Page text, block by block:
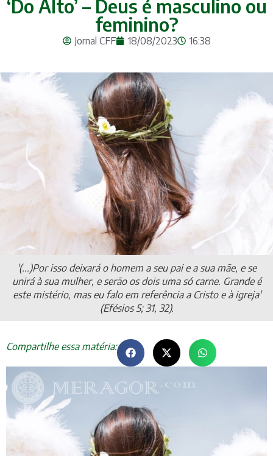
‘Do Alto’ – Deus é masculino ou
feminino?
Jornal CFF 18/08/2023 16:38
'(...)Por isso deixará o homem a seu pai e a sua mãe, e se
unirá à sua mulher, e serão os dois uma só carne. Grande é
este mistério, mas eu falo em referência a Cristo e à igreja'
(Efésios 5; 31, 32).
Compartilhe essa matéria: